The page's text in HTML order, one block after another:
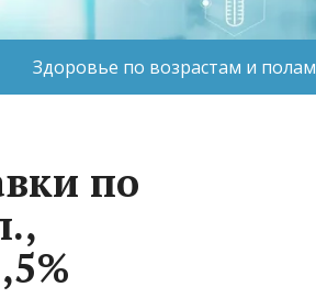
Здоровье по возрастам и полам
по